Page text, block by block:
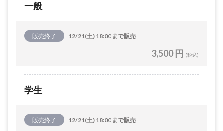
一般
販売終了 12/21(土) 18:00 まで販売
3,500 円 (税込)
学生
販売終了 12/21(土) 18:00 まで販売